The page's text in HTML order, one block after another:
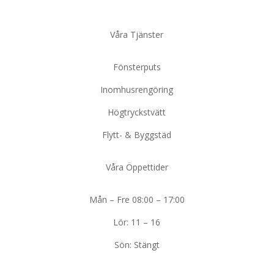
Våra Tjänster
Fönsterputs
Inomhusrengöring
Högtryckstvätt
Flytt- & Byggstäd
Våra Öppettider
Mån – Fre 08:00 – 17:00
Lör: 11 – 16
Sön: Stängt